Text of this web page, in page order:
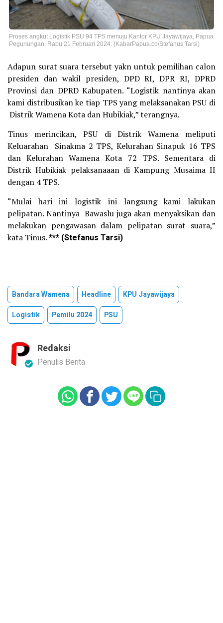
Proses angkut Logistik PSU 94 TPS menuju Kantor KPU Jayawijaya, Papua
Pegunungan, Rabu 21 Februari 2024. (KabarPapua.co/Stefanus Tarsi)
Adapun surat suara tersebut yakn untuk pemilihan calon
presiden dan wakil presiden, DPD RI, DPR RI, DPRD
Provinsi dan DPRD Kabupaten. “Logistik nantinya akan
kami distribusikan ke tiap TPS yang melaksanakan PSU di
Distrik Wamena Kota dan Hubikiak,” terangnya.
Tinus merincikan, PSU di Distrik Wamena meliputi
Keluarahan Sinakma 2 TPS, Kelurahan Sinapuk 16 TPS
dan Kelurahan Wamena Kota 72 TPS. Sementara di
Distrik Hubikiak pelaksanaaan di Kampung Musaima II
dengan 4 TPS.
“Mulai hari ini logistik ini langsung kami lakukan
pelipatan. Nantinya Bawaslu juga akan menyaksikan dan
melakukan pengawasan dalam pelipatan surat suara,”
kata Tinus.*** (Stefanus Tarsi)
Bandara Wamena Headline
KPU Jayawijaya
Logistik
Pemilu 2024 PSU
Redaksi
Penulis Berita